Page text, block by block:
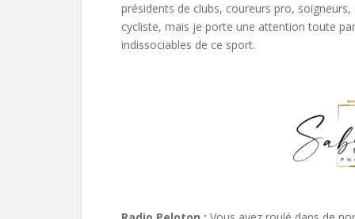
présidents de clubs, coureurs pro,
cycliste, mais je porte une attention toute
indissociables de ce sport.